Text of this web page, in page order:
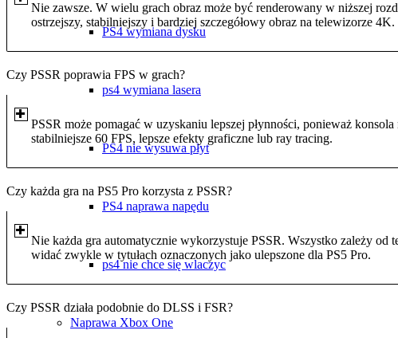
PS4 wymiana dysku
ps4 wymiana lasera
PS4 nie wysuwa płyt
PS4 naprawa napędu
ps4 nie chce się wlaczyc
Naprawa Xbox One
Nie zawsze. W wielu grach obraz może być renderowany w niższej
ostrzejszy, stabilniejszy i bardziej szczegółowy obraz na telewizorze 4K.
Czy PSSR poprawia FPS w grach?
PSSR może pomagać w uzyskaniu lepszej płynności, ponieważ
stabilniejsze 60 FPS, lepsze efekty graficzne lub ray tracing.
Czy każda gra na PS5 Pro korzysta z PSSR?
Nie każda gra automatycznie wykorzystuje PSSR. Wszystko zależy
widać zwykle w tytułach oznaczonych jako ulepszone dla PS5 Pro.
Czy PSSR działa podobnie do DLSS i FSR?